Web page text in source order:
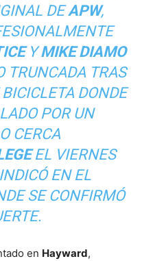
DEAPW,
YMIKE DIAMO
TRUNCADA TRAS
DONDE
POR UN
CERCA
EL VIERNES
EN EL
SE CONFIRMÓ
en Hayward,